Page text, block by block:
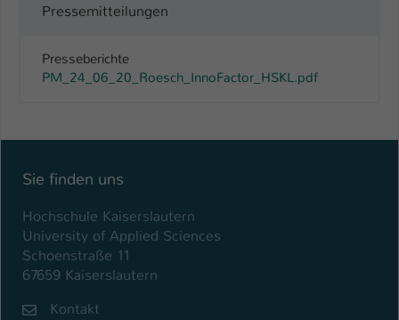
Pressemitteilungen
Presseberichte
PM_24_06_20_Roesch_InnoFactor_HSKL.pdf
Sie finden uns
Hochschule Kaiserslautern
University of Applied Sciences
Schoenstraße 11
67659 Kaiserslautern
Kontakt